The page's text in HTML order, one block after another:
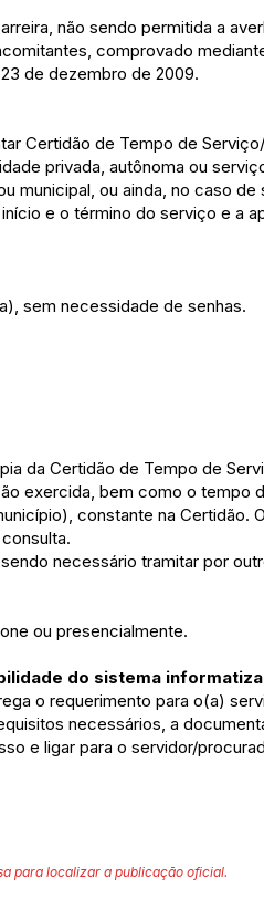
não sendo permitida a
comprovado
de dezembro de 2009.
Certidão de Tempo de
privada, autônoma ou
municipal, ou ainda, no caso
e o término do serviço e a
sem necessidade de senhas.
da Certidão de Tempo de
exercida, bem como o tempo
constante na Certidão.
necessário tramitar por
ou presencialmente.
do sistema
o requerimento para o(a)
necessários, a
e ligar para o servidor/
para localizar a publicação oficial.